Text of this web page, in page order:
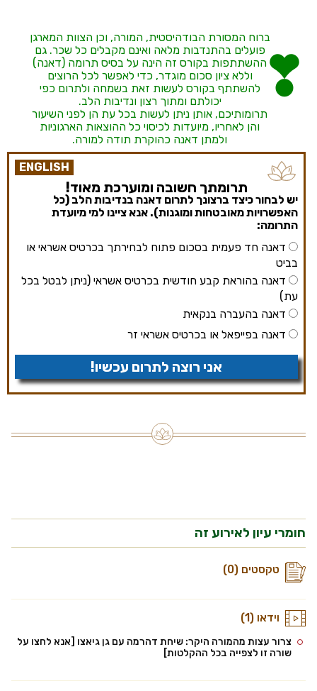
ברוח המסורת הבודהיסטית, המורה, וכן הצוות המארגן
פועלים בהתנדבות מלאה ואינם מקבלים כל שכר. גם
ההשתתפות בקורס זה הינה על בסיס תרומה (דאנה)
וללא ציון סכום מוגדר, כדי לאפשר לכל הרוצים
להשתתף בקורס לעשות זאת בשמחה ולתרום כפי
יכולתם ומתוך רצון ונדיבות הלב.
תרומותיכם, אותן ניתן לעשות בכל עת הן לפני השיעור
והן לאחריו, מיועדות לכיסוי כל ההוצאות הארגוניות
ולמתן דאנה כהוקרת תודה למורה.
ENGLISH
תרומתך חשובה ומוערכת מאוד!
יש לבחור כיצד ברצונך לתרום דאנה בנדיבות הלב (כל
האפשרויות מאובטחות ומוגנות). אנא ציינו למי מיועדת
התרומה:
דאנה חד פעמית בסכום פתוח לבחירתך בכרטיס אשראי או
בביט
דאנה בהוראת קבע חודשית בכרטיס אשראי (ניתן לבטל בכל
עת)
דאנה בהעברה בנקאית
דאנה בפייפאל או בכרטיס אשראי זר
אני רוצה לתרום עכשיו!
חומרי עיון לאירוע זה
טקסטים (0)
וידאו (1)
צרור עצות מהמורה היקר: שיחת דהרמה עם גן גיאצו [אנא לחצו על
שורה זו לצפייה בכל ההקלטות]